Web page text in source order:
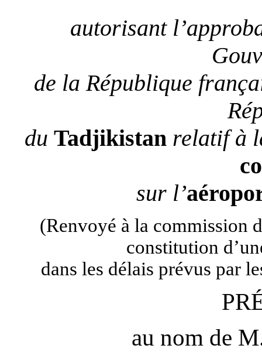
autorisant
de la République
duTadjikistan relatif à
sur l’
(Renvoyé à la commission
constitution
dans les délais prévus par
au nom de